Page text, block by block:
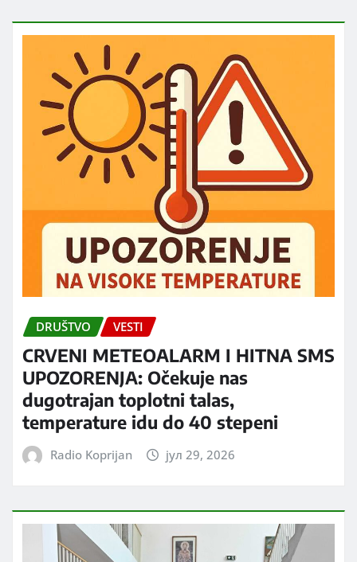
DRUŠTVO VESTI
CRVENI METEOALARM I HITNA SMS
UPOZORENJA: Očekuje nas
dugotrajan toplotni talas,
temperature idu do 40 stepeni
Radio Koprijan јул 29, 2026